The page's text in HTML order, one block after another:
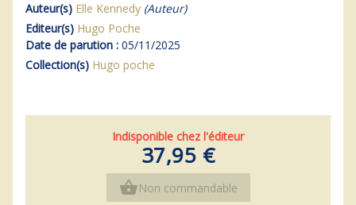
Auteur(s) Elle Kennedy (Auteur)
Editeur(s) Hugo Poche
Date de parution : 05/11/2025
Collection(s) Hugo poche
Indisponible chez l'éditeur
37,95 €
shopping_basketNon commandable